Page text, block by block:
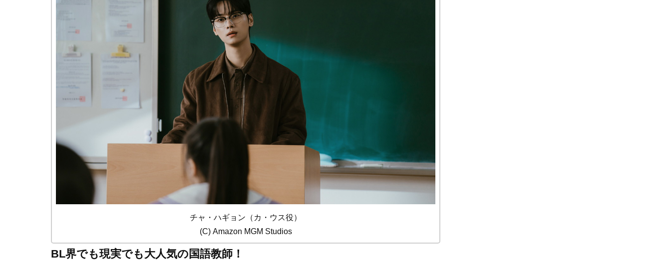
チャ・ハギョン（カ・ウス役）
(C) Amazon MGM Studios
BL界でも現実でも大人気の国語教師！